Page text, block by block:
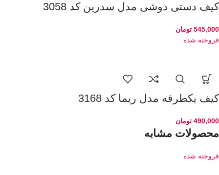
کیف دستی دوشی مدل سدرین کد 3058
545,000 تومان
فروخته شده
کیف یکطرفه مدل ریما کد 3168
490,000 تومان
محصولات مشابه
فروخته شده